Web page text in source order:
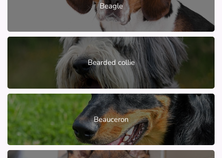
Beagle
Bearded collie
Beauceron